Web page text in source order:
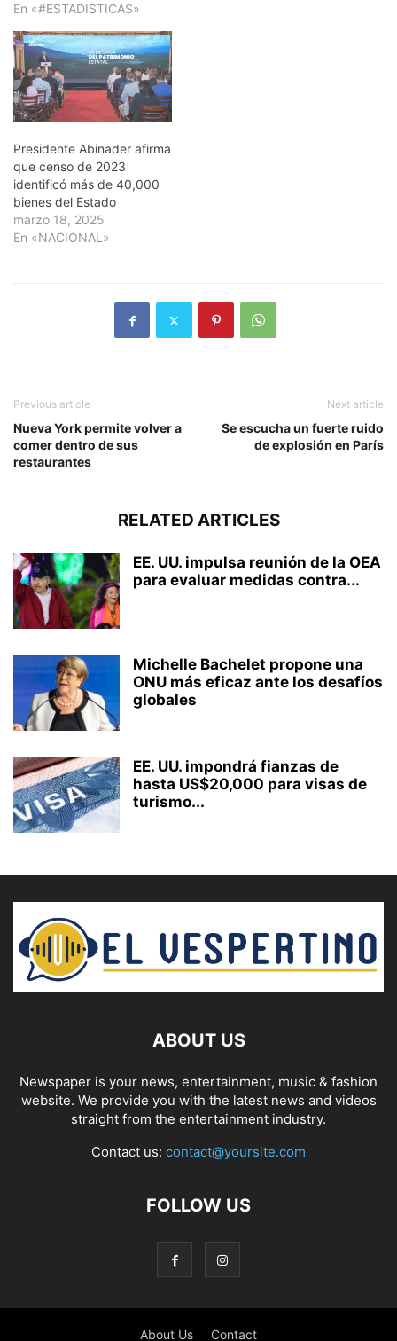
En «#ESTADISTICAS»
Presidente Abinader afirma
que censo de 2023
identificó más de 40,000
bienes del Estado
marzo 18, 2025
En «NACIONAL»
Previous article
Nueva York permite volver a
comer dentro de sus
restaurantes
Next article
Se escucha un fuerte ruido
de explosión en París
RELATED ARTICLES
EE. UU. impulsa reunión de la OEA
para evaluar medidas contra...
Michelle Bachelet propone una
ONU más eficaz ante los desafíos
globales
EE. UU. impondrá fianzas de
hasta US$20,000 para visas de
turismo...
ABOUT US
Newspaper is your news, entertainment, music & fashion
website. We provide you with the latest news and videos
straight from the entertainment industry.
Contact us: contact@yoursite.com
FOLLOW US
About Us Contact